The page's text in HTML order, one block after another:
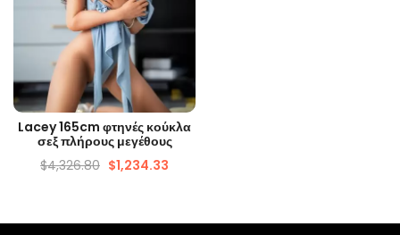
ΓΡΉΓΟΡΗ ΜΑΤΙΆ
Lacey 165cm φτηνές κούκλα
σεξ πλήρους μεγέθους
$4,326.80 $1,234.33